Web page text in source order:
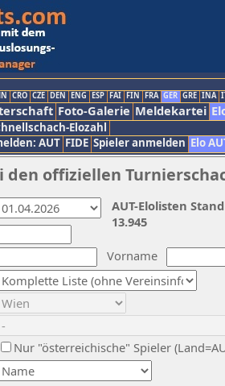
CRO CZE DEN ENG ESP FAI FIN FRA GER GRE INA
Foto-Galerie Meldekartei
Elozahl
AUT FIDE Spieler anmelden Elo
offiziellen
Vorname
Nur "österreichische" Spieler
AUT-Elolisten
13.945